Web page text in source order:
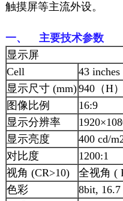
触摸屏等主流外设。
一、 主要技术参数
显示屏
Cell
43
显示尺寸 (mm)940（H
图像比例
16:9
显示分辨率
显示亮度
400 cd/
对比度
1200:1
视角 (CR>10)
全视角 (
色彩
8bit,